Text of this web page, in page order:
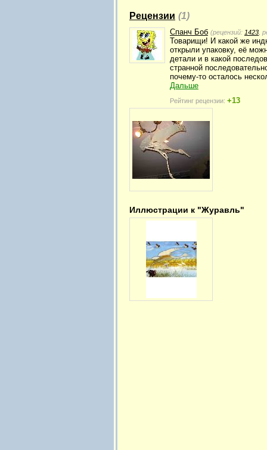
Рецензии (1)
Спанч Боб (рецензий: 1423 ,
Товарищи! И какой же
открыли упаковку, её
детали и в какой
странной
почему-то осталось
Дальше
Рейтинг рецензии: +13
Иллюстрации к "Журавль"